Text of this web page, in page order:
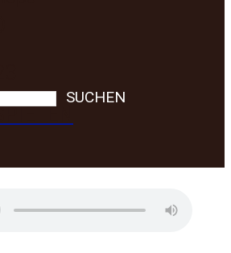
SUCHEN